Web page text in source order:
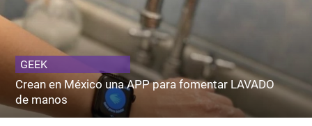
GEEK
Crean en México una APP para fomentar LAVADO
de manos